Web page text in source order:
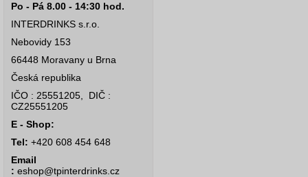
Po - Pá 8.00 - 14:30 hod.
INTERDRINKS s.r.o.
Nebovidy 153
66448 Moravany u Brna
Česká republika
IČO : 25551205, DIČ :
CZ25551205
E - Shop:
Tel: +420 608 454 648
Email
: eshop@tpinterdrinks.cz